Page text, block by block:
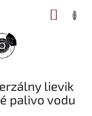
lievik
palivo vodu